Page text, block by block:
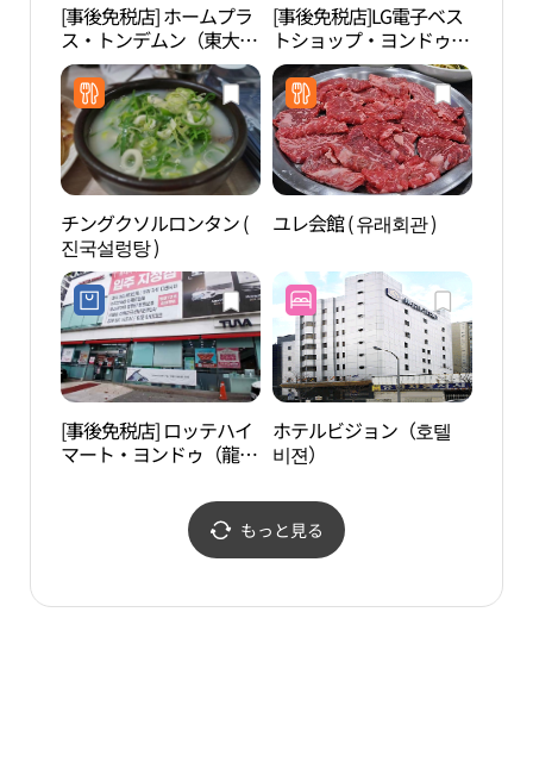
[事後免税店] ホームプラ
ス・トンデムン（東大
門）店(홈플러스 동대문
점)
[事後免税店]LG電子ベス
トショップ・ヨンドゥ
（龍頭）店(LG전자 베스
트샵 용두점)
チングクソルロンタン (
진국설렁탕 )
ユレ会館 ( 유래회관 )
[事後免税店] ロッテハイ
マート・ヨンドゥ（龍
ホテルビジョン（호텔
비젼）
もっと見る